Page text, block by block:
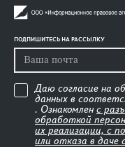
ПОДПИШИТЕСЬ НА РАССЫЛКУ
Даю согласие на
данных в
. Ознакомлен с
обработкой
их реализации, с
или отказа в даче